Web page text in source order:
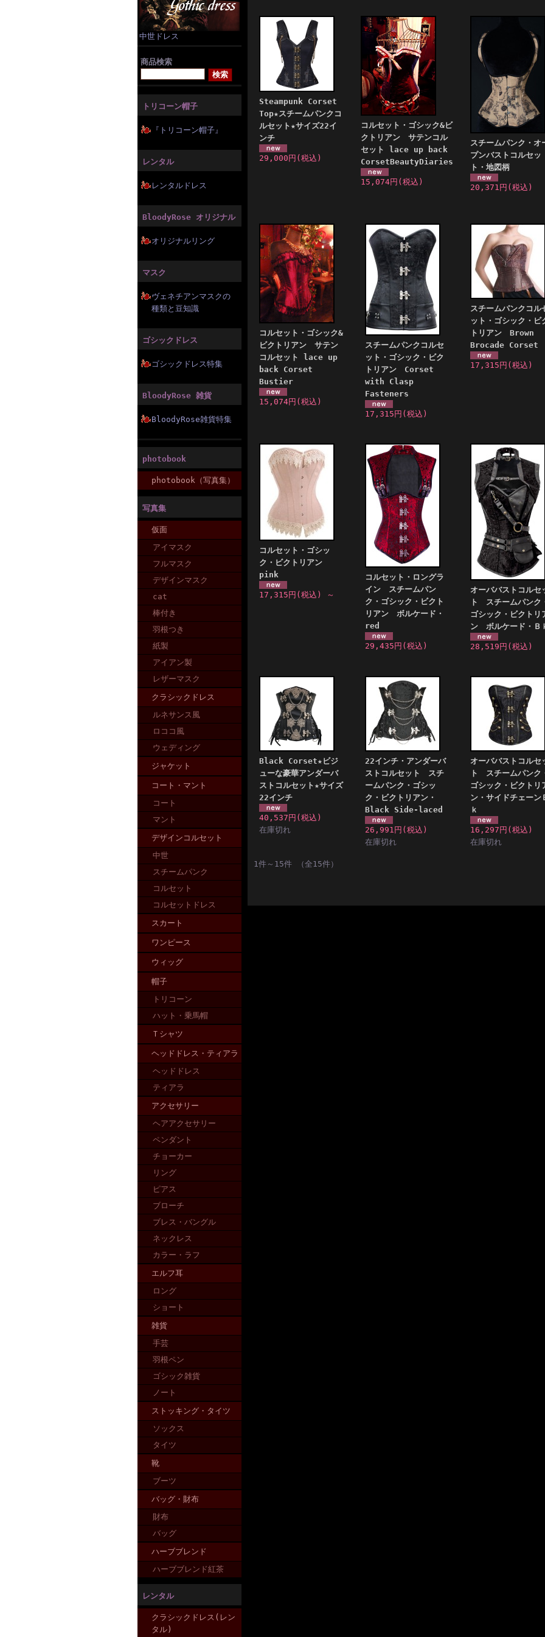
中世ドレス
商品検索
トリコーン帽子
『トリコーン帽子』
レンタル
レンタルドレス
BloodyRose オリジナル
オリジナルリング
マスク
ヴェネチアンマスクの
種類と豆知識
ゴシックドレス
ゴシックドレス特集
BloodyRose 雑貨
BloodyRose雑貨特集
photobook
photobook（写真集）
写真集
仮面
アイマスク
フルマスク
デザインマスク
cat
棒付き
羽根つき
紙製
アイアン製
レザーマスク
クラシックドレス
ルネサンス風
ロココ風
ウェディング
ジャケット
コート・マント
コート
マント
デザインコルセット
中世
スチームパンク
コルセット
コルセットドレス
スカート
ワンピース
ウィッグ
帽子
トリコーン
ハット・乗馬帽
Ｔシャツ
ヘッドドレス・ティアラ
ヘッドドレス
ティアラ
アクセサリー
ヘアアクセサリー
ペンダント
チョーカー
リング
ピアス
ブローチ
ブレス・バングル
ネックレス
カラー・ラフ
エルフ耳
ロング
ショート
雑貨
手芸
羽根ペン
ゴシック雑貨
ノート
ストッキング・タイツ
ソックス
タイツ
靴
ブーツ
バッグ・財布
財布
バッグ
ハーブブレンド
ハーブブレンド紅茶
レンタル
クラシックドレス(レン
タル)
Steampunk Corset
Top★スチームパンクコ
ルセット★サイズ22イ
ンチ
29,000円 (税込)
コルセット・ゴシック&ビ
クトリアン サテンコル
セット lace up back
CorsetBeautyDiaries
15,074円 (税込)
スチームパンク・オ
プンバストコルセッ
ト・地図柄
20,371円 (税込)
コルセット・ゴシック&
ビクトリアン サテン
コルセット lace up
back Corset
Bustier
15,074円 (税込)
スチームパンクコルセ
ット・ゴシック・ビク
トリアン Corset
with Clasp
Fasteners
17,315円 (税込)
スチームパンクコル
ット・ゴシック・ビ
トリアン Brown
Brocade Corset
17,315円 (税込)
コルセット・ゴシッ
ク・ビクトリアン
pink
17,315円 (税込) ～
コルセット・ロングラ
イン スチームパン
ク・ゴシック・ビクト
リアン ボルケード・
red
29,435円 (税込)
オーババストコルセ
ト スチームパンク
ゴシック・ビクトリ
ン ボルケード・Ｂ
28,519円 (税込)
Black Corset★ビジ
ューな豪華アンダーバ
ストコルセット★サイズ
22インチ
40,537円 (税込)
在庫切れ
22インチ・アンダーバ
ストコルセット スチ
ームパンク・ゴシッ
ク・ビクトリアン・
Black Side-laced
26,991円 (税込)
在庫切れ
オーババストコルセ
ト スチームパンク
ゴシック・ビクトリ
ン・サイドチェーン
ｋ
16,297円 (税込)
在庫切れ
1件～15件 （全15件）